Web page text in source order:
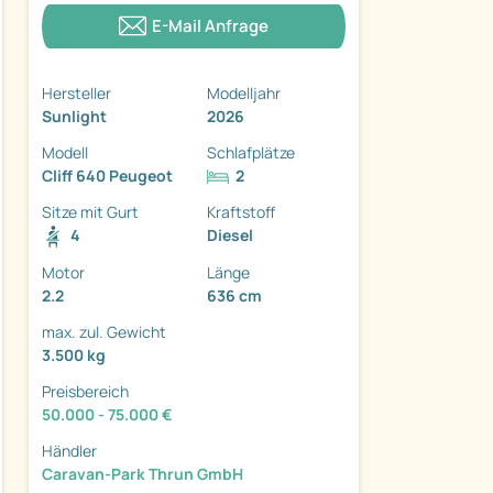
E-Mail Anfrage
Hersteller
Sunlight
Modelljahr
2026
Modell
Cliff 640 Peugeot
Schlafplätze
2
Sitze mit Gurt
4
Kraftstoff
Diesel
Motor
2.2
Länge
636 cm
max. zul. Gewicht
3.500 kg
Preisbereich
50.000 - 75.000 €
Händler
Caravan-Park Thrun GmbH